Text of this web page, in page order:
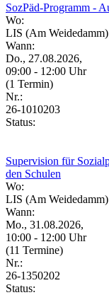
SozPäd-Programm -
Wo:
LIS (Am Weidedamm)
Wann:
Do., 27.08.2026,
09:00 - 12:00 Uhr
(1 Termin)
Nr.:
26-1010203
Status:
Supervision für
den Schulen
Wo:
LIS (Am Weidedamm)
Wann:
Mo., 31.08.2026,
10:00 - 12:00 Uhr
(11 Termine)
Nr.:
26-1350202
Status: